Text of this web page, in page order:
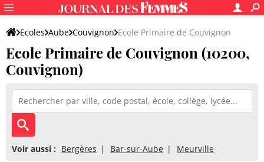
Ecoles Aube Couvignon Ecole Primaire de Couvignon
Ecole Primaire de Couvignon (10200,
Couvignon)
Voir aussi : Bergères Bar-sur-Aube Meurville